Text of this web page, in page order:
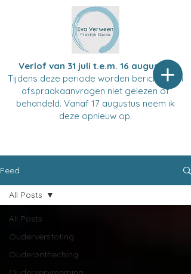
Verlof van 31 juli t.e.m. 16 augustus
Tijdens deze periode worden berichten en
afspraakaanvragen niet gelezen of
behandeld. Vanaf 17 augustus neem ik
deze opnieuw op.
Feed
All Posts
Ouderverstoting
Ouderontheching
All Posts